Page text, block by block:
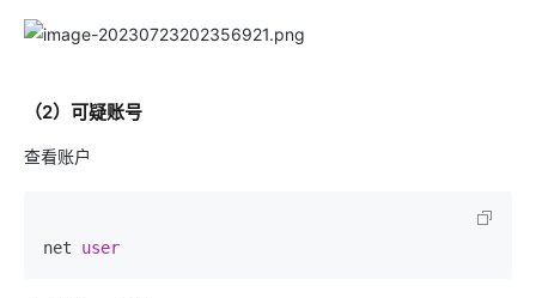
（2）可疑账号
查看账户
net user